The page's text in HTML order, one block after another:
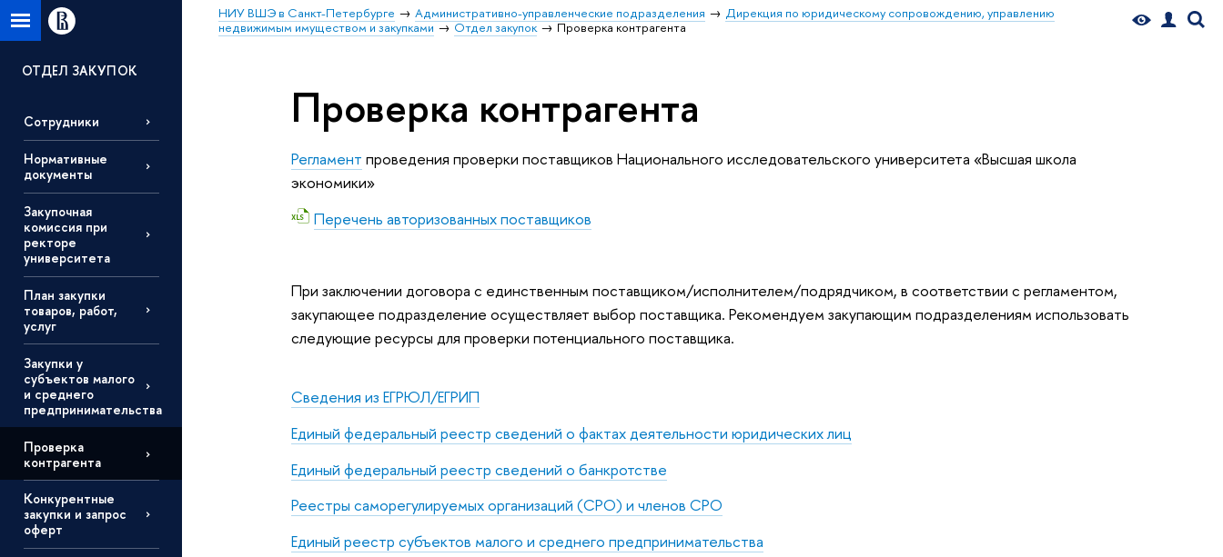
НИУ ВШЭ в Санкт-Петербурге Административно-управленческие подразделения
Дирекция по юридическому сопровождению, управлению
недвижимым имуществом и закупками
Отдел закупок Проверка контрагента
ОТДЕЛ ЗАКУПОК
Сотрудники
Нормативные
документы
Закупочная
комиссия при
ректоре
университета
План закупки
товаров, работ,
услуг
Закупки у
субъектов малого
и среднего
предпринимательства
Проверка
контрагента
Конкурентные
закупки и запрос
оферт
Проверка контрагента
Регламент проведения проверки поставщиков Национального исследовательского университета «Высшая школа
экономики»
Перечень авторизованных поставщиков
При заключении договора с единственным поставщиком/исполнителем/подрядчиком, в соответствии с регламентом,
закупающее подразделение осуществляет выбор поставщика. Рекомендуем закупающим подразделениям использовать
следующие ресурсы для проверки потенциального поставщика.
Сведения из ЕГРЮЛ/ЕГРИП
Единый федеральный реестр сведений о фактах деятельности юридических лиц
Единый федеральный реестр сведений о банкротстве
Реестры саморегулируемых организаций (СРО) и членов СРО
Единый реестр субъектов малого и среднего предпринимательства